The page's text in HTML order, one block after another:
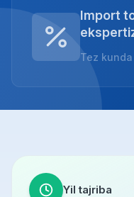
Import
Tez
Yil tajriba